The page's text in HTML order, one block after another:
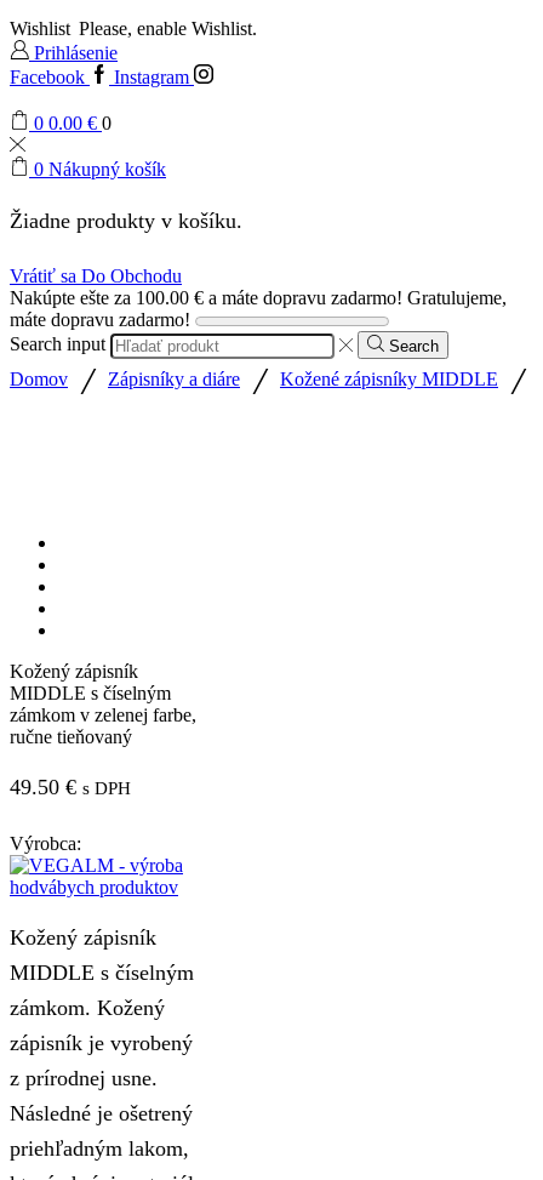
Wishlist Please, enable Wishlist.
Prihlásenie
Facebook
Instagram
0 0.00 € 0
0 Nákupný košík
Žiadne produkty v košíku.
Vrátiť sa Do Obchodu
Nakúpte ešte za 100.00 € a máte dopravu zadarmo! Gratulujeme,
máte dopravu zadarmo!
Search input
Search
Domov / Zápisníky a diáre / Kožené zápisníky MIDDLE /
Kožený zápisník
MIDDLE s číselným
zámkom v zelenej farbe,
ručne tieňovaný
49.50 € s DPH
Výrobca:
Kožený zápisník
MIDDLE s číselným
zámkom. Kožený
zápisník je vyrobený
z prírodnej usne.
Následné je ošetrený
priehľadným lakom,